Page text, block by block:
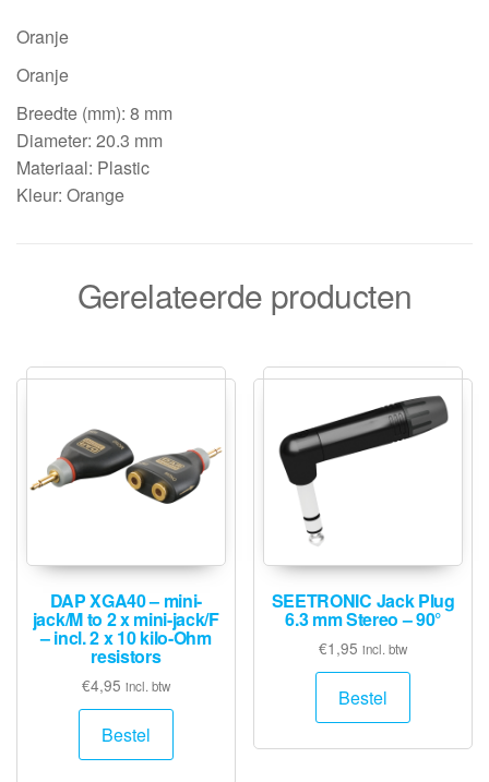
Oranje
Oranje
Breedte (mm): 8 mm
Diameter: 20.3 mm
Materiaal: Plastic
Kleur: Orange
Gerelateerde producten
DAP XGA40 – mini-
jack/M to 2 x mini-jack/F
– incl. 2 x 10 kilo-Ohm
resistors
€4,95 incl. btw
Bestel
SEETRONIC Jack Plug
6.3 mm Stereo – 90°
€1,95 incl. btw
Bestel